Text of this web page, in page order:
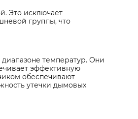
Это исключает
группы, что
температур. Они
эффективную
обеспечивают
утечки дымовых